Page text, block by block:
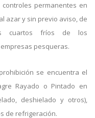
permanentes en
azar y sin previo aviso, de
cuartos fríos de los
pesqueras.
se encuentra el
Rayado o Pintado en
deshielado y otros),
de refrigeración.